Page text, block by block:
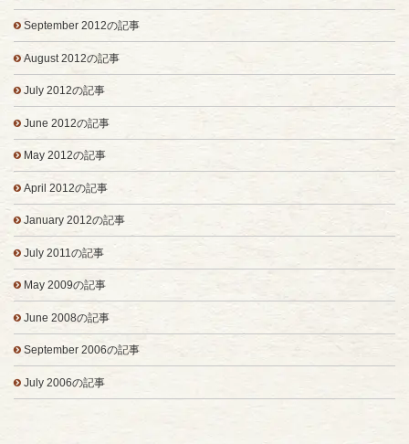
September 2012の記事
August 2012の記事
July 2012の記事
June 2012の記事
May 2012の記事
April 2012の記事
January 2012の記事
July 2011の記事
May 2009の記事
June 2008の記事
September 2006の記事
July 2006の記事